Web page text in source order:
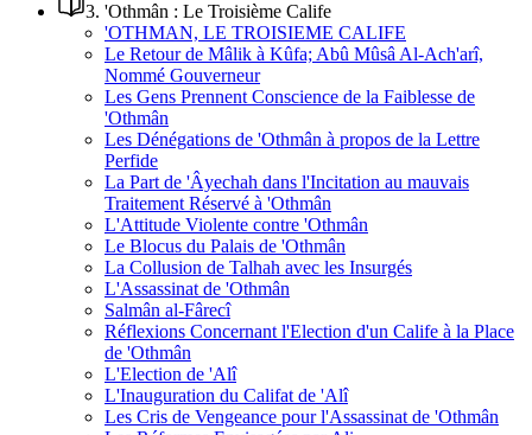
3. 'Othmân : Le Troisième Calife
'OTHMAN, LE TROISIEME CALIFE
Le Retour de Mâlik à Kûfa; Abû Mûsâ Al-Ach'arî,
Nommé Gouverneur
Les Gens Prennent Conscience de la Faiblesse de
'Othmân
Les Dénégations de 'Othmân à propos de la Lettre
Perfide
La Part de 'Âyechah dans l'Incitation au mauvais
Traitement Réservé à 'Othmân
L'Attitude Violente contre 'Othmân
Le Blocus du Palais de 'Othmân
La Collusion de Talhah avec les Insurgés
L'Assassinat de 'Othmân
Salmân al-Fârecî
Réflexions Concernant l'Election d'un Calife à la Place
de 'Othmân
L'Election de 'Alî
L'Inauguration du Califat de 'Alî
Les Cris de Vengeance pour l'Assassinat de 'Othmân